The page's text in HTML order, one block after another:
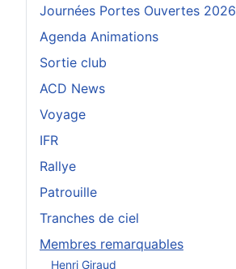
Journées Portes Ouvertes 2026
Agenda Animations
Sortie club
ACD News
Voyage
IFR
Rallye
Patrouille
Tranches de ciel
Membres remarquables
Henri Giraud